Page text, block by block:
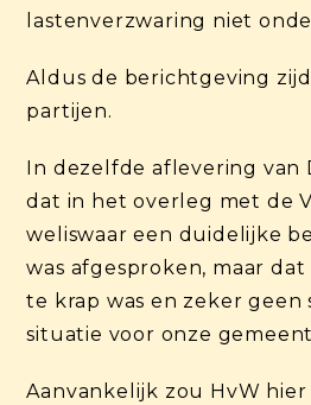
lastenverzwaring niet
Aldus de berichtgeving
partijen.
In dezelfde aflevering van
dat in het overleg met de
weliswaar een duidelijke
was afgesproken, maar
te krap was en zeker geen
situatie voor onze
Aanvankelijk zou HvW